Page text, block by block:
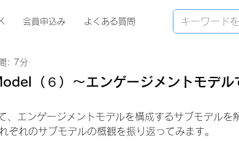
会員申込み よくある質問
（６）～エンゲージメントモデル
: 7分
、エンゲージメントモデルを構成するサブモデルを
ぞれのサブモデルの概観を振り返ってみます。